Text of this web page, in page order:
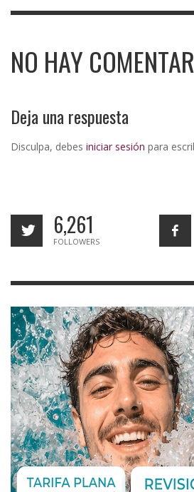
NO HAY
Deja una respuesta
Disculpa, debes iniciar sesión para
6,261
FOLLOWERS